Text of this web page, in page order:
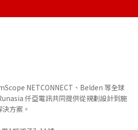
NETCONNECT、Belden 等全球
仟亞電訊共同提供從規劃設計到施
方案。